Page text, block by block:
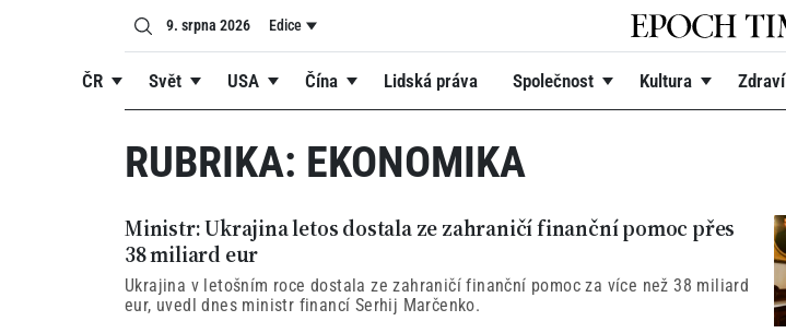
9. srpna 2026 Edice
ČR Svět USA Čína Lidská práva Společnost Kultura Zdraví
RUBRIKA: EKONOMIKA
Ministr: Ukrajina letos dostala ze zahraničí finanční pomoc přes
38 miliard eur
Ukrajina v letošním roce dostala ze zahraničí finanční pomoc za více než 38 miliard
eur, uvedl dnes ministr financí Serhij Marčenko.